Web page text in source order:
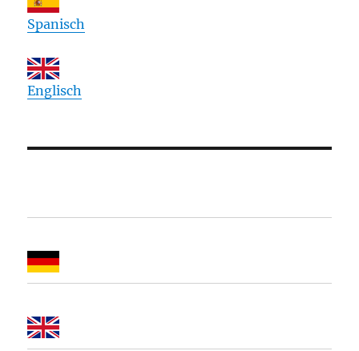
Spanisch
Englisch